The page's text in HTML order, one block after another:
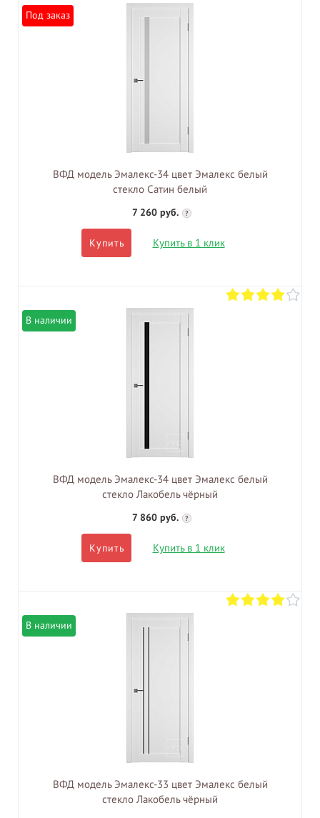
Под заказ
ВФД модель Эмалекс-34 цвет Эмалекс белый
стекло Сатин белый
7 260 руб. ?
Купить Купить в 1 клик
В наличии
ВФД модель Эмалекс-34 цвет Эмалекс белый
стекло Лакобель чёрный
7 860 руб. ?
Купить Купить в 1 клик
В наличии
ВФД модель Эмалекс-33 цвет Эмалекс белый
стекло Лакобель чёрный